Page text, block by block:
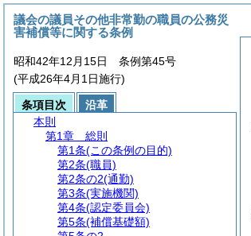
議会の議員その他非常勤の職員の公務災
害補償等に関する条例
昭和42年12月15日 条例第45号
(平成26年4月1日施行)
条項目次
沿革
本則
第1章
総則
第1条(この条例の目的)
第2条(職員)
第2条の2(通勤)
第3条(実施機関)
第4条(認定委員会)
第5条(補償基礎額)